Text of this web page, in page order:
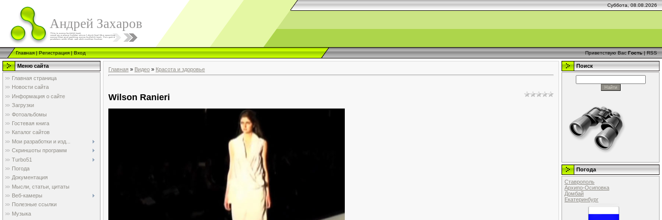
Суббота, 08.08.2026
Андрей Захаров
Главная|Регистрация|Вход Приветствую Вас Гость|RSS
Меню сайта
Главная страница
Новости сайта
Информация о сайте
Загрузки
Фотоальбомы
Гостевая книга
Каталог сайтов
Мои разработки и изд...
Скриншоты программ
Turbo51
Погода
Документация
Мысли, статьи, цитаты
Веб-камеры
Полезные ссылки
Музыка
Главная » Видео » Красота и здоровье
Wilson Ranieri
Поиск
Погода
Ставрополь
Архипо-Осиповка
Домбай
Екатеринбург